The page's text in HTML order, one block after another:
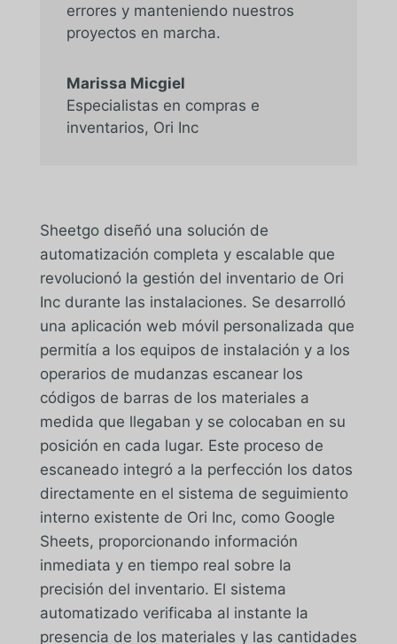
errores y manteniendo nuestros
proyectos en marcha.
Marissa Micgiel
Especialistas en compras e
inventarios, Ori Inc
Sheetgo diseñó una solución de
automatización completa y escalable que
revolucionó la gestión del inventario de Ori
Inc durante las instalaciones. Se desarrolló
una aplicación web móvil personalizada que
permitía a los equipos de instalación y a los
operarios de mudanzas escanear los
códigos de barras de los materiales a
medida que llegaban y se colocaban en su
posición en cada lugar. Este proceso de
escaneado integró a la perfección los datos
directamente en el sistema de seguimiento
interno existente de Ori Inc, como Google
Sheets, proporcionando información
inmediata y en tiempo real sobre la
precisión del inventario. El sistema
automatizado verificaba al instante la
presencia de los materiales y las cantidades